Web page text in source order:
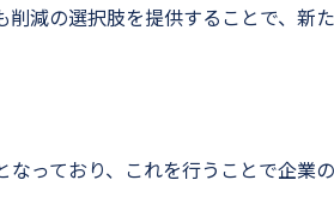
減の選択肢を提供することで、新
っており、これを行うことで企業